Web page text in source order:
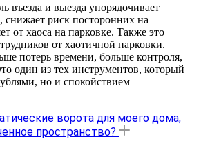
въезда и выезда упорядочивает
снижает риск посторонних на
от хаоса на парковке. Также это
от хаотичной парковки.
потерь времени, больше контроля,
один из тех инструментов, который
но и спокойствием
ворота для моего дома,
пространство?